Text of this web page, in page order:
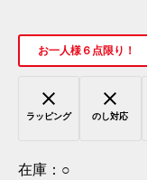
お一人様６点限り！
ラッピング のし対応
在庫： ○